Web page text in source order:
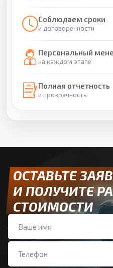
Соблюдаем сроки
и договоренности
Персональный
на каждом этапе
Полная отчетность
и прозрачность
ОСТАВЬТЕ
И ПОЛУЧИТЕ
СТОИМОСТИ